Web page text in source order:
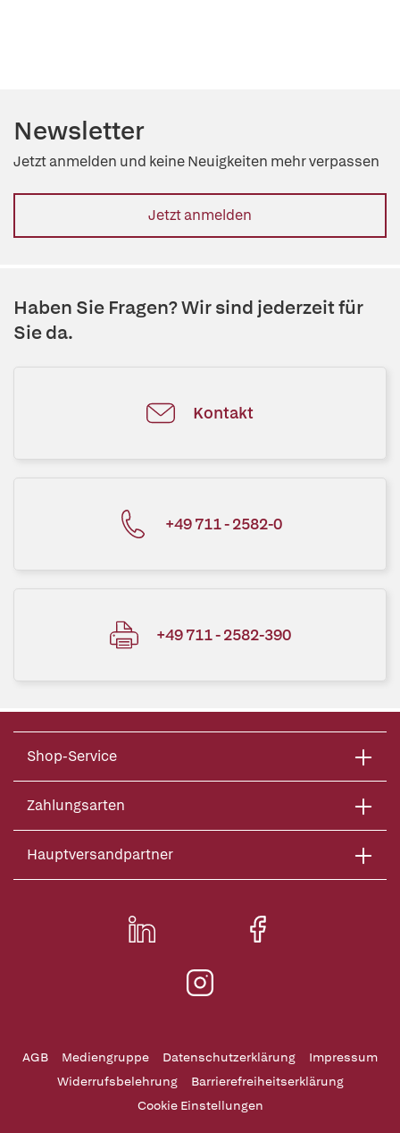
Newsletter
Jetzt anmelden und keine Neuigkeiten mehr verpassen
Jetzt anmelden
Haben Sie Fragen? Wir sind jederzeit für
Sie da.
Kontakt
+49 711 - 2582-0
+49 711 - 2582-390
Shop-Service
Zahlungsarten
Hauptversandpartner
AGB Mediengruppe Datenschutzerklärung
Impressum
Widerrufsbelehrung
Barrierefreiheitserklärung
Cookie Einstellungen